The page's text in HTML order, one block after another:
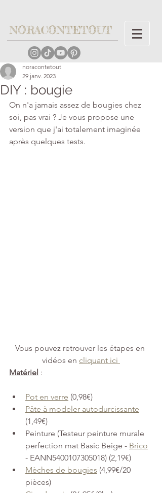
NORACONTETOUT
DIY : bougie
noracontetout
29 janv. 2023
On n'a jamais assez de bougies chez
soi, pas vrai ? Je vous propose une
version que j'ai totalement imaginée
après quelques tests.
Vous pouvez retrouver les étapes en
vidéos en cliquant ici
Matériel :
Pot en verre (0,98€)
Pâte à modeler autodurcissante
(1,49€)
Peinture (Testeur peinture murale
perfection mat Basic Beige - Brico
- EANN5400107305018) (2,19€)
Mèches de bougies (4,99€/20
pièces)